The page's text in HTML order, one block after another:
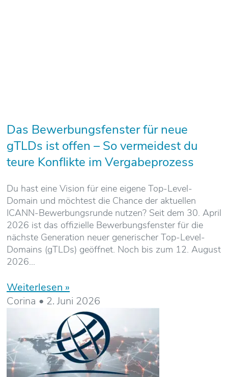
Das Bewerbungsfenster für neue
gTLDs ist offen – So vermeidest du
teure Konflikte im Vergabeprozess
Du hast eine Vision für eine eigene Top-Level-
Domain und möchtest die Chance der aktuellen
ICANN-Bewerbungsrunde nutzen? Seit dem 30. April
2026 ist das offizielle Bewerbungsfenster für die
nächste Generation neuer generischer Top-Level-
Domains (gTLDs) geöffnet. Noch bis zum 12. August
2026
Weiterlesen »
Corina
2. Juni 2026